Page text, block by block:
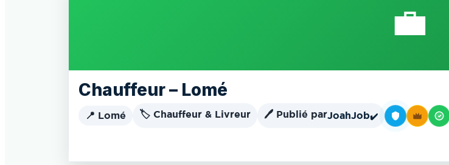
💼
Chauffeur – Lomé
📍 Lomé 🏷️ Chauffeur & Livreur 🖊️ Publié parJoahJob✔️